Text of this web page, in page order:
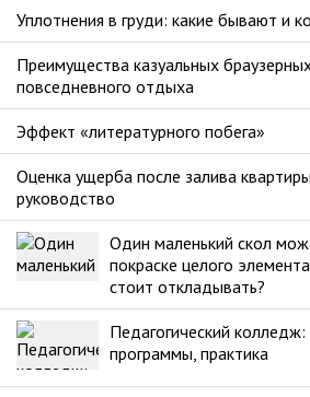
Уплотнения в груди: какие бывают и
Преимущества казуальных
повседневного отдыха
Эффект «литературного побега»
Оценка ущерба после залива
руководство
Один маленький скол
покраске целого
стоит откладывать?
Педагогический колледж:
программы, практика